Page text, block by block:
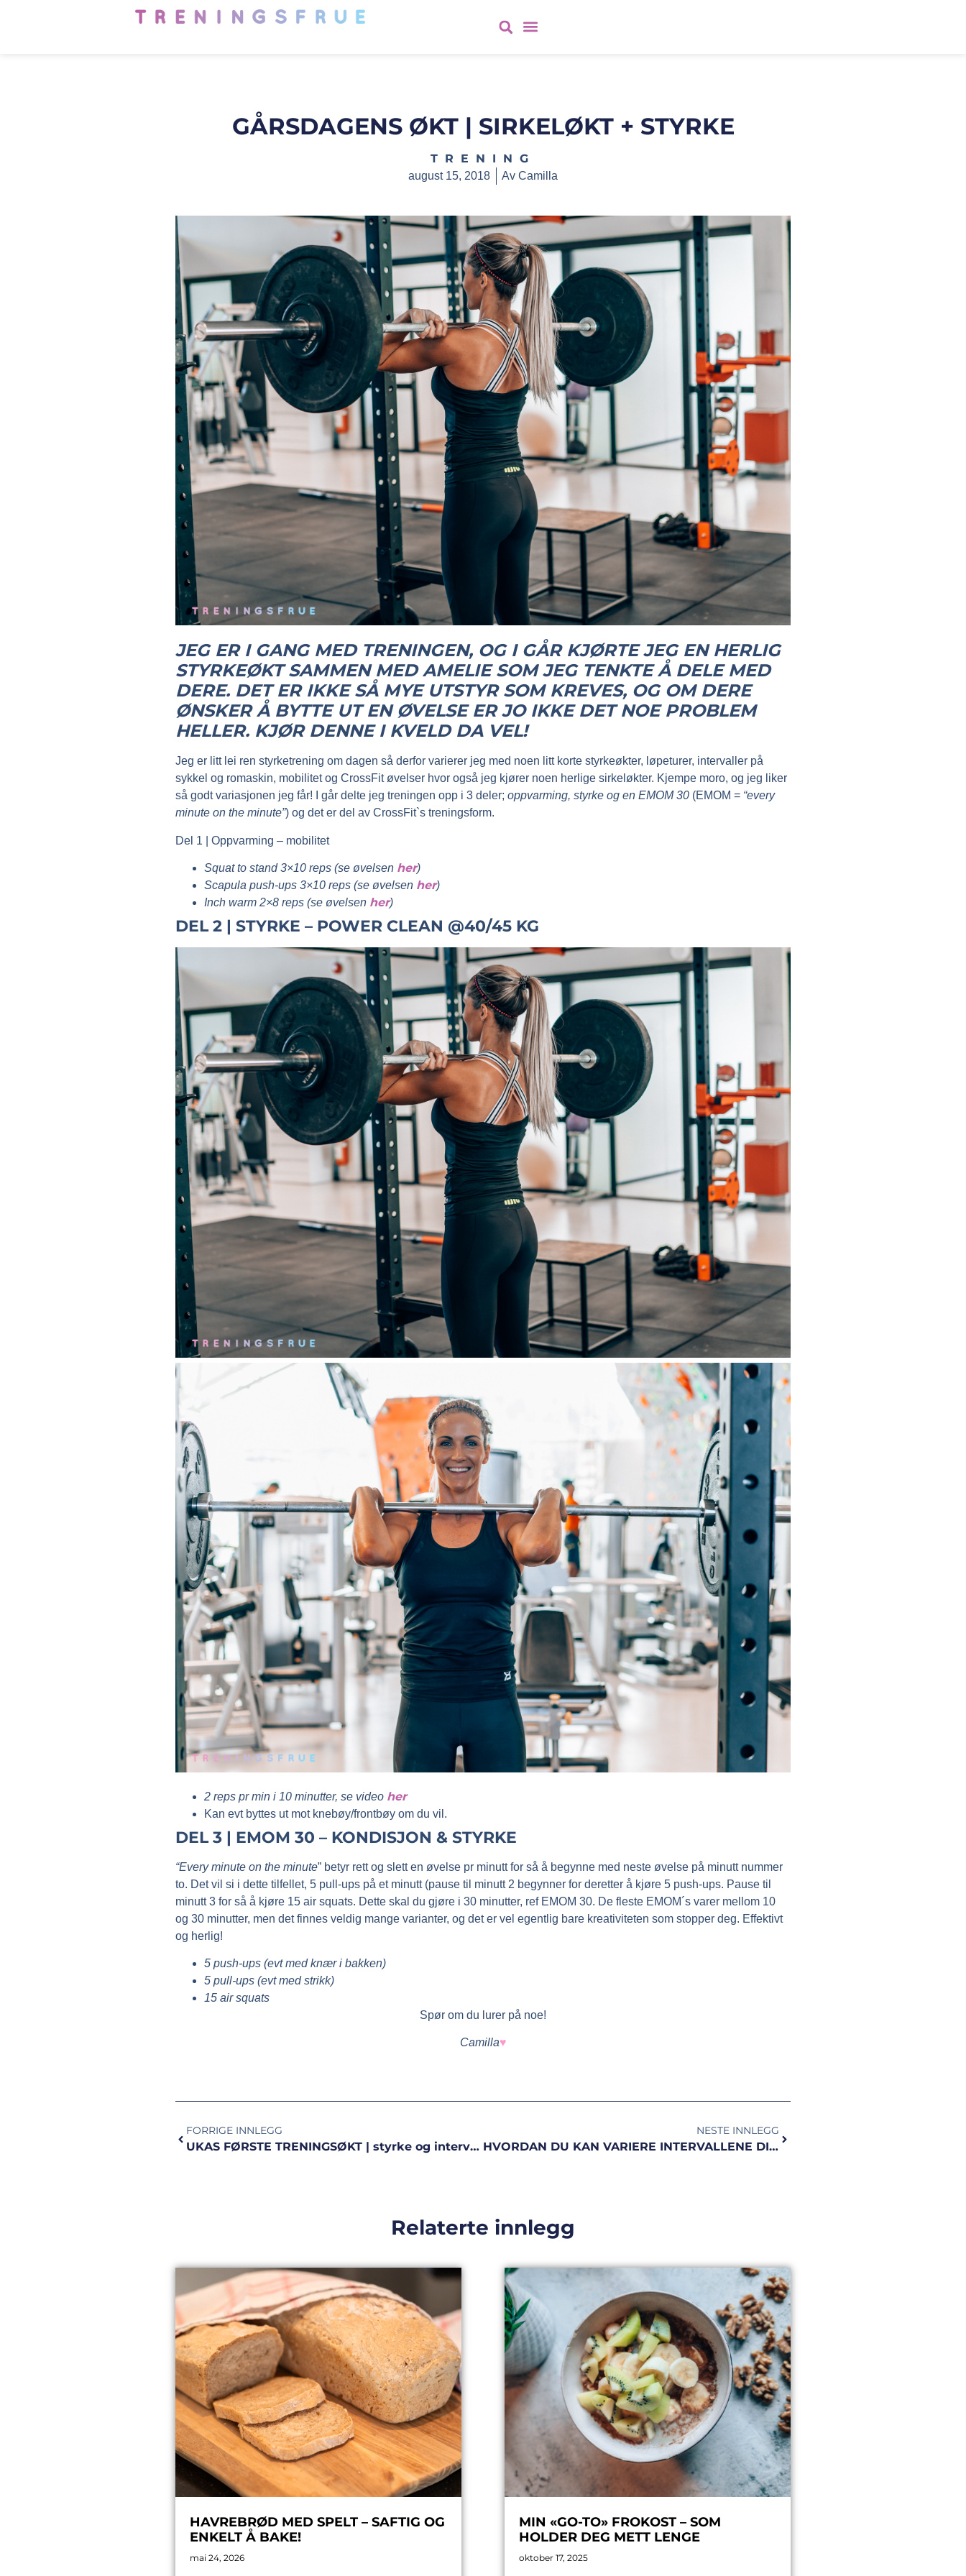
GÅRSDAGENS ØKT | SIRKELØKT + STYRKE
TRENING
august 15, 2018 Av Camilla
JEG ER I GANG MED TRENINGEN, OG I GÅR KJØRTE JEG EN HERLIG
STYRKEØKT SAMMEN MED AMELIE SOM JEG TENKTE Å DELE MED
DERE. DET ER IKKE SÅ MYE UTSTYR SOM KREVES, OG OM DERE
ØNSKER Å BYTTE UT EN ØVELSE ER JO IKKE DET NOE PROBLEM
HELLER. KJØR DENNE I KVELD DA VEL!
Jeg er litt lei ren styrketrening om dagen så derfor varierer jeg med noen litt korte styrkeøkter, løpeturer, intervaller på
sykkel og romaskin, mobilitet og CrossFit øvelser hvor også jeg kjører noen herlige sirkeløkter. Kjempe moro, og jeg liker
så godt variasjonen jeg får! I går delte jeg treningen opp i 3 deler; oppvarming, styrke og en EMOM 30 (EMOM = “every
minute on the minute”) og det er del av CrossFit`s treningsform.
Del 1 | Oppvarming – mobilitet
Squat to stand 3×10 reps (se øvelsen her)
Scapula push-ups 3×10 reps (se øvelsen her)
Inch warm 2×8 reps (se øvelsen her)
DEL 2 | STYRKE – POWER CLEAN @40/45 KG
2 reps pr min i 10 minutter, se video her
Kan evt byttes ut mot knebøy/frontbøy om du vil.
DEL 3 | EMOM 30 – KONDISJON & STYRKE
“Every minute on the minute” betyr rett og slett en øvelse pr minutt for så å begynne med neste øvelse på minutt nummer
to. Det vil si i dette tilfellet, 5 pull-ups på et minutt (pause til minutt 2 begynner for deretter å kjøre 5 push-ups. Pause til
minutt 3 for så å kjøre 15 air squats. Dette skal du gjøre i 30 minutter, ref EMOM 30. De fleste EMOM´s varer mellom 10
og 30 minutter, men det finnes veldig mange varianter, og det er vel egentlig bare kreativiteten som stopper deg. Effektivt
og herlig!
5 push-ups (evt med knær i bakken)
5 pull-ups (evt med strikk)
15 air squats
Spør om du lurer på noe!
Camilla♥
FORRIGE INNLEGG
UKAS FØRSTE TRENINGSØKT | styrke og intervall
NESTE INNLEGG
HVORDAN DU KAN VARIERE INTERVALLENE DINE
Relaterte innlegg
HAVREBRØD MED SPELT – SAFTIG OG
ENKELT Å BAKE!
mai 24, 2026
MIN «GO-TO» FROKOST – SOM
HOLDER DEG METT LENGE
oktober 17, 2025